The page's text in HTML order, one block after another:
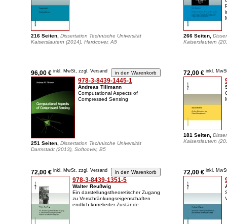
216 Seiten, Dissertation Technische Universität
Kaiserslautern (2014), Hardcover, A5
96,00 € inkl. MwSt, zzgl. Versand
978-3-8439-1445-1
Andreas Tillmann
Computational Aspects of
Compressed Sensing
251 Seiten, Dissertation Technische Universität
Darmstadt (2013), Softcover, B5
72,00 € inkl. MwSt, zzgl. Versand
978-3-8439-1351-5
Walter Reußwig
Ein darstellungstheoretischer Zugang
zu Verschränkungseigenschaften
endlich korrelierter Zustände
266 Seiten,
Kaiserslautern
72,00 € inkl.
181 Seiten,
Kaiserslautern
72,00 € inkl.